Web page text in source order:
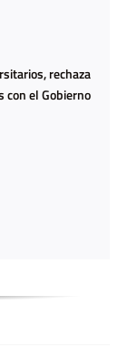
rechaza
con el Gobierno